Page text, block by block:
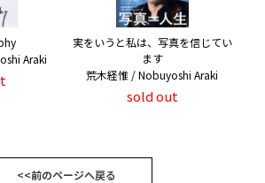
Araki
実をいうと私は、写真を信じてい
ます
荒木経惟 / Nobuyoshi Araki
sold out
<<前のページへ戻る